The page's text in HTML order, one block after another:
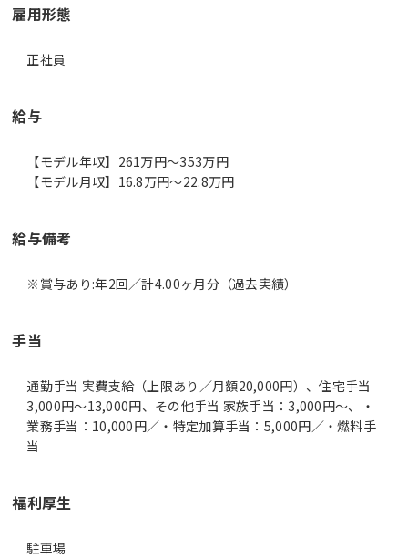
雇用形態
正社員
給与
【モデル年収】261万円〜353万円
【モデル月収】16.8万円〜22.8万円
給与備考
※賞与あり:年2回／計4.00ヶ月分（過去実績）
手当
通勤手当 実費支給（上限あり／月額20,000円）、住宅手当
3,000円～13,000円、その他手当 家族手当：3,000円～、・
業務手当：10,000円／・特定加算手当：5,000円／・燃料手
当
福利厚生
駐車場